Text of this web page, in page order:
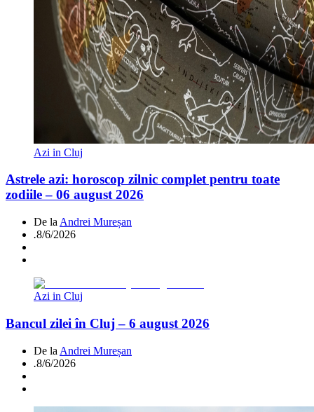
Azi in Cluj
Astrele azi: horoscop zilnic complet pentru toate
zodiile – 06 august 2026
De la Andrei Mureșan
.8/6/2026
Azi in Cluj
Bancul zilei în Cluj – 6 august 2026
De la Andrei Mureșan
.8/6/2026